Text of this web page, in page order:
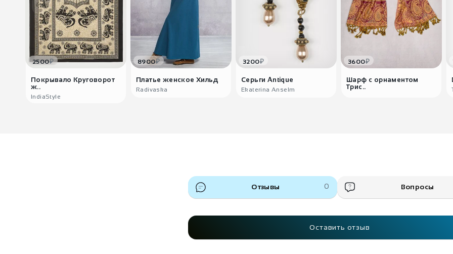
2500₽
Покрывало Круговорот
ж..
IndiaStyle
8900₽
Платье женское Хильд
Radivaska
3200₽
Серьги Antique
Ekaterina Anselm
3600₽
Шарф с орнаментом
Трис..
Отзывы 0 Вопросы
Оставить отзыв